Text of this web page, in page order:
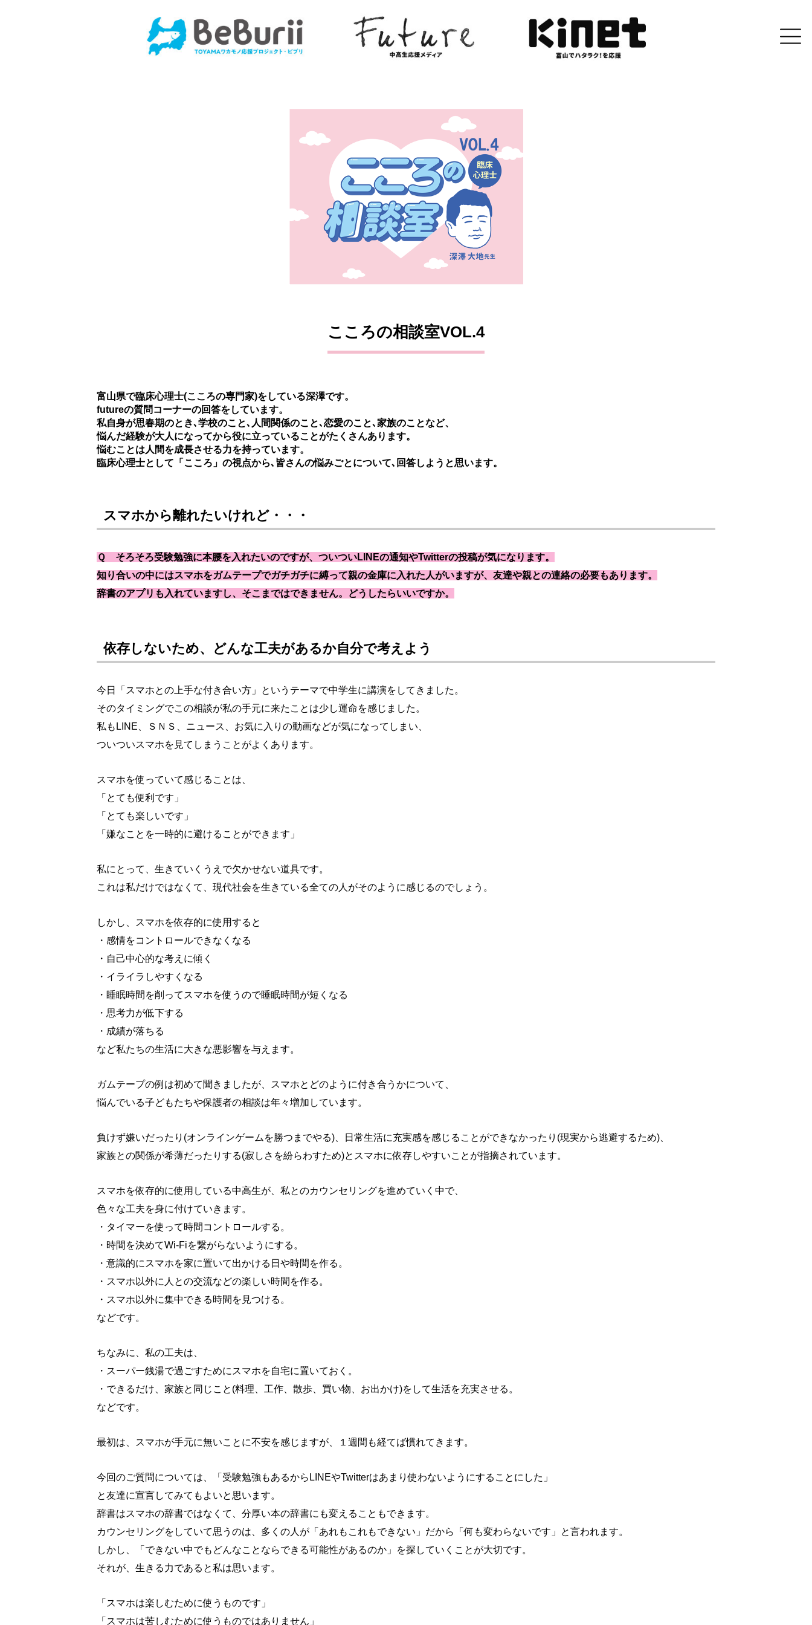
こころの相談室VOL.4
富山県で臨床心理士(こころの専門家)をしている深澤です。
futureの質問コーナーの回答をしています。
私自身が思春期のとき､学校のこと､人間関係のこと､恋愛のこと､家族のことなど、
悩んだ経験が大人になってから役に立っていることがたくさんあります。
悩むことは人間を成長させる力を持っています。
臨床心理士として「こころ」の視点から､皆さんの悩みごとについて､回答しようと思います。
スマホから離れたいけれど・・・
Ｑ そろそろ受験勉強に本腰を入れたいのですが、ついついLINEの通知やTwitterの投稿が気になります。
知り合いの中にはスマホをガムテープでガチガチに縛って親の金庫に入れた人がいますが、 友達や親との連絡の必要もあります。
辞書のアプリも入れていますし、そこまではできません。どうしたらいいですか。
依存しないため、どんな工夫があるか自分で考えよう
今日「スマホとの上手な付き合い方」というテーマで中学生に講演をしてきました。
そのタイミングでこの相談が私の手元に来たことは少し運命を感じました。
私もLINE、ＳＮＳ、ニュース、お気に入りの動画などが気になってしまい、
ついついスマホを見てしまうことがよくあります。
スマホを使っていて感じることは、
「とても便利です」
「とても楽しいです」
「嫌なことを一時的に避けることができます」
私にとって、生きていくうえで欠かせない道具です。
これは私だけではなくて、現代社会を生きている全ての人がそのように感じるのでしょう。
しかし、スマホを依存的に使用すると
・感情をコントロールできなくなる
・自己中心的な考えに傾く
・イライラしやすくなる
・睡眠時間を削ってスマホを使うので睡眠時間が短くなる
・思考力が低下する
・成績が落ちる
など私たちの生活に大きな悪影響を与えます。
ガムテープの例は初めて聞きましたが、スマホとどのように付き合うかについて、
悩んでいる子どもたちや保護者の相談は年々増加しています。
負けず嫌いだったり(オンラインゲームを勝つまでやる)、日常生活に充実感を感じることができなかったり(現実から逃避するため)、
家族との関係が希薄だったりする(寂しさを紛らわすため)とスマホに依存しやすいことが指摘されています。
スマホを依存的に使用している中高生が、私とのカウンセリングを進めていく中で、
色々な工夫を身に付けていきます。
・タイマーを使って時間コントロールする。
・時間を決めてWi-Fiを繋がらないようにする。
・意識的にスマホを家に置いて出かける日や時間を作る。
・スマホ以外に人との交流などの楽しい時間を作る。
・スマホ以外に集中できる時間を見つける。
などです。
ちなみに、私の工夫は、
・スーパー銭湯で過ごすためにスマホを自宅に置いておく。
・できるだけ、家族と同じこと(料理、工作、散歩、買い物、お出かけ)をして生活を充実させる。
などです。
最初は、スマホが手元に無いことに不安を感じますが、１週間も経てば慣れてきます。
今回のご質問については、「受験勉強もあるからLINEやTwitterはあまり使わないようにすることにした」
と友達に宣言してみてもよいと思います。
辞書はスマホの辞書ではなくて、分厚い本の辞書にも変えることもできます。
カウンセリングをしていて思うのは、多くの人が「あれもこれもできない」だから「何も変わらないです」と言われます。
しかし、「できない中でもどんなことならできる可能性があるのか」を探していくことが大切です。
それが、生きる力であると私は思います。
「スマホは楽しむために使うものです」
「スマホは苦しむために使うものではありません」